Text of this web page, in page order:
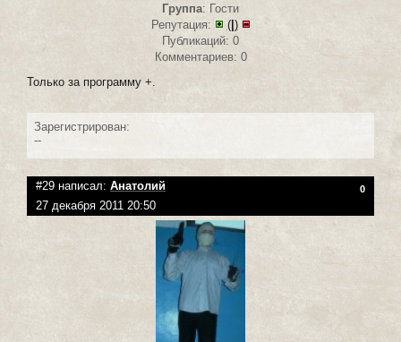
Группа: Гости
Репутация:
(|)
Публикаций: 0
Комментариев: 0
Только за программу +.
Зарегистрирован:
--
#29 написал: Анатолий 0
27 декабря 2011 20:50